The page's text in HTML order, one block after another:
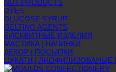
NUT PRODUCTS
DYES
GLUCOSE SYRUP
GELTING AGENTS
БИСКВИТНЫЕ ИЗДЕЛИЯ
МАСТИКА | НАЧИНКИ
ДЕКОР | ПОСЫПКИ
ЦУКАТИ | ЛИОФИЛИЗОВАНЫЕ